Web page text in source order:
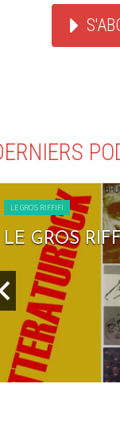
LE GROS RIFFIFI
LE GROS